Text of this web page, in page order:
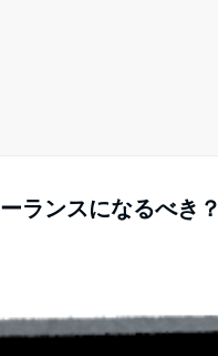
ランスになるべき？